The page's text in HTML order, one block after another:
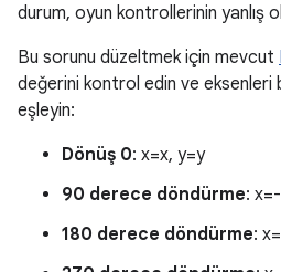
durum, oyun kontrollerinin yanlış
Bu sorunu düzeltmek için mevcut
değerini kontrol edin ve eksenleri
eşleyin:
Dönüş 0: x=x, y=y
90 derece döndürme:
180 derece döndürme: